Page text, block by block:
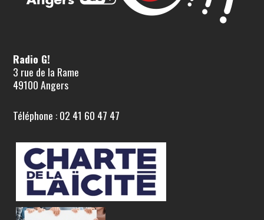
Radio G!
3 rue de la Rame
49100 Angers
Téléphone : 02 41 60 47 47